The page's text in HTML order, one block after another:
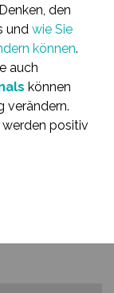
den
und wie Sie
können.
auch
können
verändern.
werden positiv